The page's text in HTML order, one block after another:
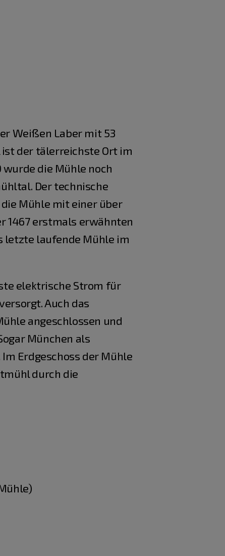
Weißen Laber mit 53
der tälerreichste Ort im
wurde die Mühle noch
Der technische
Mühle mit einer über
1467 erstmals erwähnten
letzte laufende Mühle im
elektrische Strom für
Auch das
angeschlossen und
München als
Erdgeschoss der Mühle
durch die